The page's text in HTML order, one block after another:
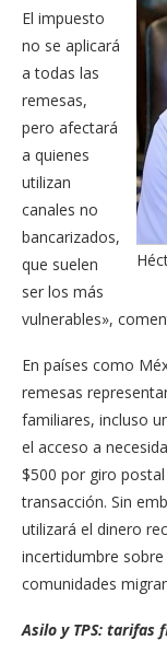
El impuesto
no se aplicará
a todas las
remesas,
pero afectará
a quienes
utilizan
canales no
bancarizados,
que suelen
ser los más
vulnerables»,
En países como
remesas
familiares, incluso
el acceso a
$500 por giro
transacción. Sin
utilizará el dinero
incertidumbre
comunidades
Asilo y TPS: tarifas